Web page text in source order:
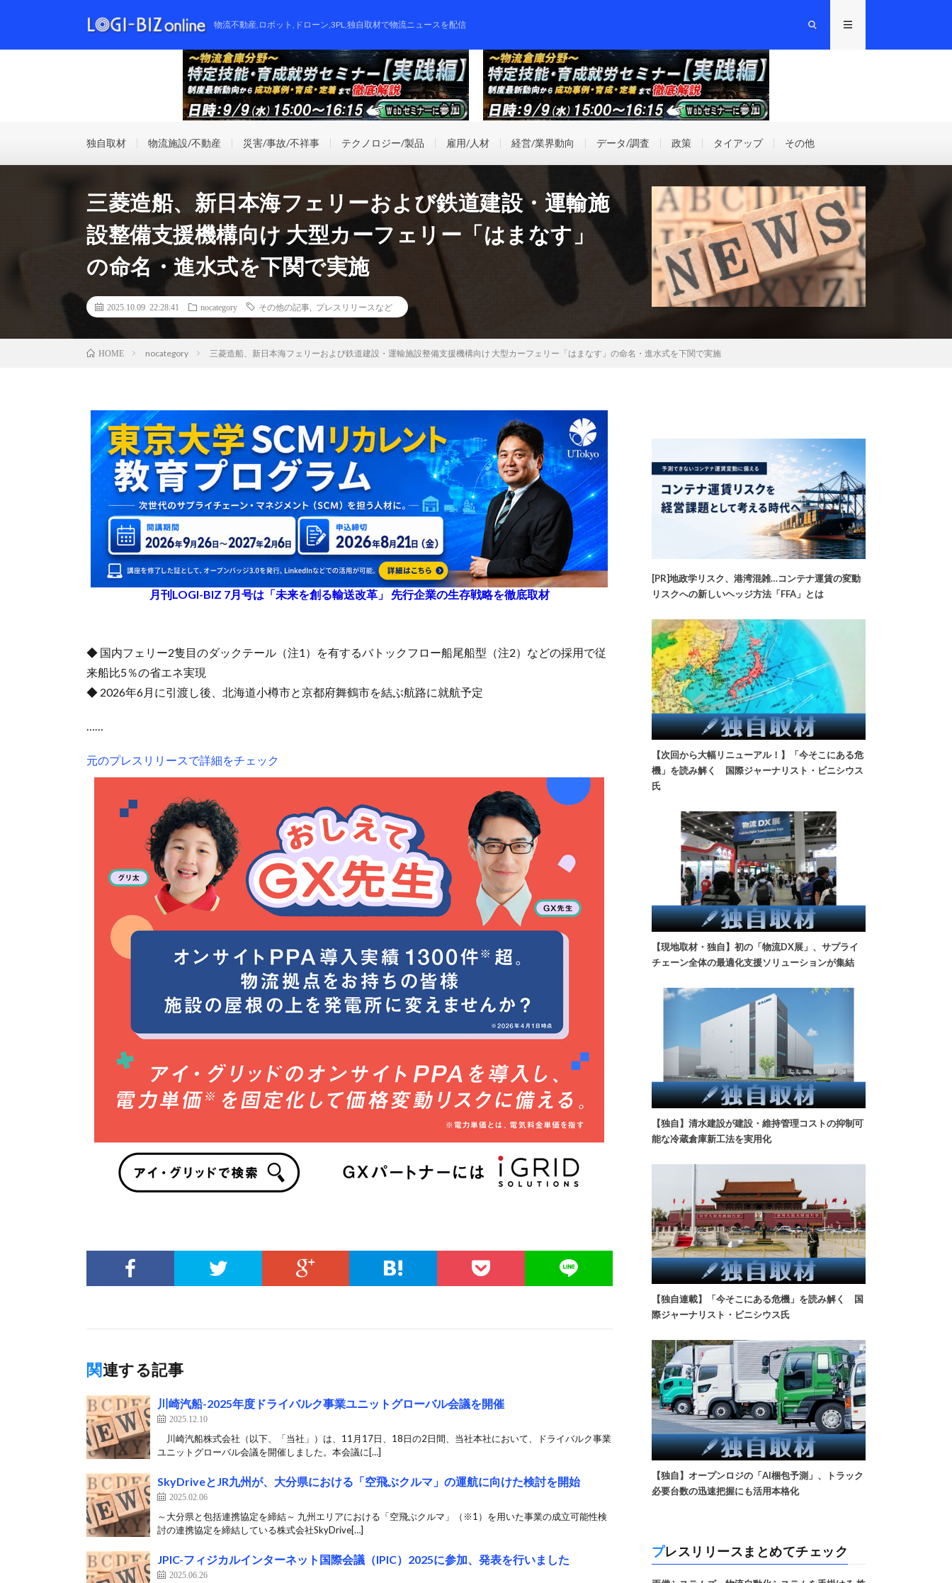
物流不動産,ロボット,ドローン,3PL,独自取材で物流ニュースを配信
独自取材 物流施設/不動産 災害/事故/不祥事 テクノロジー/製品 雇用/人材 経営/業界動向 データ/調査 政策 タイアップ その他
三菱造船、新日本海フェリーおよび鉄道建設・運輸施
設整備支援機構向け 大型カーフェリー「はまなす」
の命名・進水式を下関で実施
2025.10.09 22:28:41 nocategory その他の記事 プレスリリースなど
HOME nocategory 三菱造船、新日本海フェリーおよび鉄道建設・運輸施設整備支援機構向け 大型カーフェリー「はまなす」の命名・進水式を下関で実施
月刊LOGI-BIZ 7月号は「未来を創る輸送改革」 先行企業の生存戦略を徹底取材
◆ 国内フェリー2隻目のダックテール（注1）を有するバトックフロー船尾船型（注2）などの採用で従
来船比5％の省エネ実現
◆ 2026年6月に引渡し後、北海道小樽市と京都府舞鶴市を結ぶ航路に就航予定
……
元のプレスリリースで詳細をチェック
関連する記事
川崎汽船-2025年度ドライバルク事業ユニットグローバル会議を開催
2025.12.10
川崎汽船株式会社（以下、「当社」）は、11月17日、18日の2日間、当社本社において、ドライバルク事業
ユニットグローバル会議を開催しました。本会議に[…]
SkyDriveとJR九州が、大分県における「空飛ぶクルマ」の運航に向けた検討を開始
2025.02.06
～大分県と包括連携協定を締結～ 九州エリアにおける「空飛ぶクルマ」（※1）を用いた事業の成立可能性検
討の連携協定を締結している株式会社SkyDrive[…]
JPIC-フィジカルインターネット国際会議（IPIC）2025に参加、発表を行いました
2025.06.26
[PR]地政学リスク、港湾混雑…コンテナ運賃の変動
リスクへの新しいヘッジ方法「FFA」とは
【次回から大幅リニューアル！】「今そこにある危
機」を読み解く 国際ジャーナリスト・ビニシウス
氏
【現地取材・独自】初の「物流DX展」、サプライ
チェーン全体の最適化支援ソリューションが集結
【独自】清水建設が建設・維持管理コストの抑制可
能な冷蔵倉庫新工法を実用化
【独自連載】「今そこにある危機」を読み解く 国
際ジャーナリスト・ビニシウス氏
【独自】オープンロジの「AI梱包予測」、トラック
必要台数の迅速把握にも活用本格化
プレスリリースまとめてチェック